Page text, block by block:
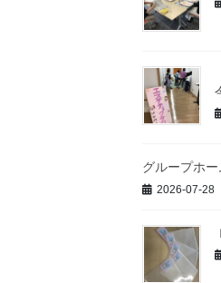
グループホー
2026-07-28